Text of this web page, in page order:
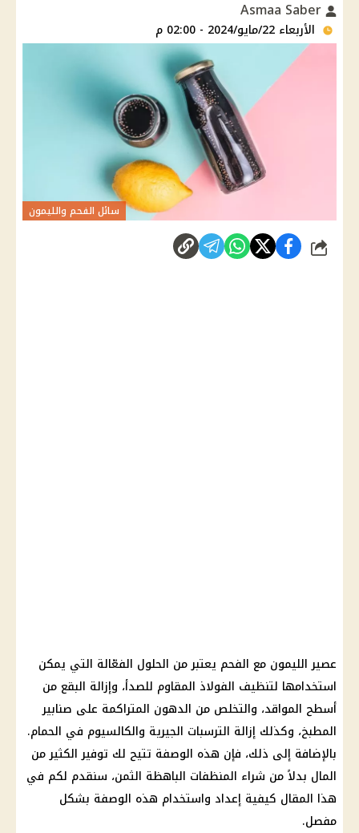
الأربعاء 22/مايو/2024 - 02:00 م
سائل الفحم والليمون
شارك
عصير الليمون مع الفحم يعتبر من الحلول الفعّالة التي يمكن
استخدامها لتنظيف الفولاذ المقاوم للصدأ، وإزالة البقع من
أسطح المواقد، والتخلص من الدهون المتراكمة على صنابير
المطبخ، وكذلك إزالة الترسبات الجيرية والكالسيوم في الحمام.
بالإضافة إلى ذلك، فإن هذه الوصفة تتيح لك توفير الكثير من
المال بدلاً من شراء المنظفات الباهظة الثمن، سنقدم لكم في
هذا المقال كيفية إعداد واستخدام هذه الوصفة بشكل
مفصل.